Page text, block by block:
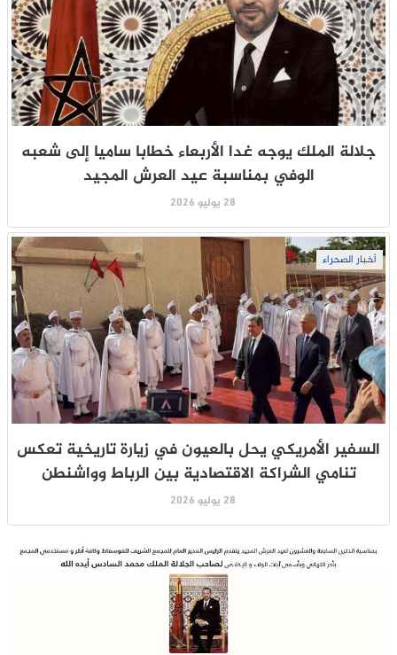
جلالة الملك يوجه غدا الأربعاء خطابا ساميا إلى شعبه
الوفي بمناسبة عيد العرش المجيد
28 يوليو 2026
أخبار الصحراء
السفير الأمريكي يحل بالعيون في زيارة تاريخية تعكس
تنامي الشراكة الاقتصادية بين الرباط وواشنطن
28 يوليو 2026